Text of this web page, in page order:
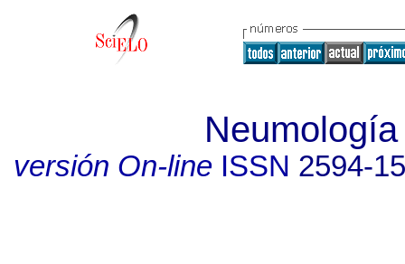
versión On-lineISSN 2594-